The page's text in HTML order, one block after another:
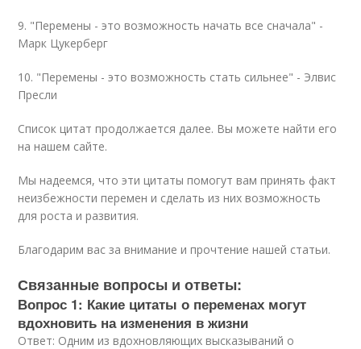
9. "Перемены - это возможность начать все сначала" -
Марк Цукерберг
10. "Перемены - это возможность стать сильнее" - Элвис
Пресли
Список цитат продолжается далее. Вы можете найти его
на нашем сайте.
Мы надеемся, что эти цитаты помогут вам принять факт
неизбежности перемен и сделать из них возможность
для роста и развития.
Благодарим вас за внимание и прочтение нашей статьи.
Связанные вопросы и ответы:
Вопрос 1: Какие цитаты о переменах могут
вдохновить на изменения в жизни
Ответ: Одним из вдохновляющих высказываний о